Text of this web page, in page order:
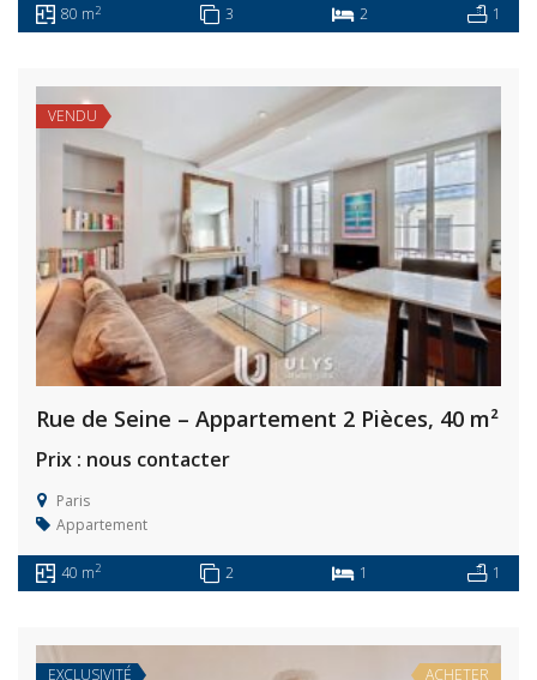
80 m2 3 2 1
VENDU
Rue de Seine – Appartement 2 Pièces, 40 m²
Prix : nous contacter
Paris
Appartement
40 m2 2 1 1
EXCLUSIVITÉ ACHETER